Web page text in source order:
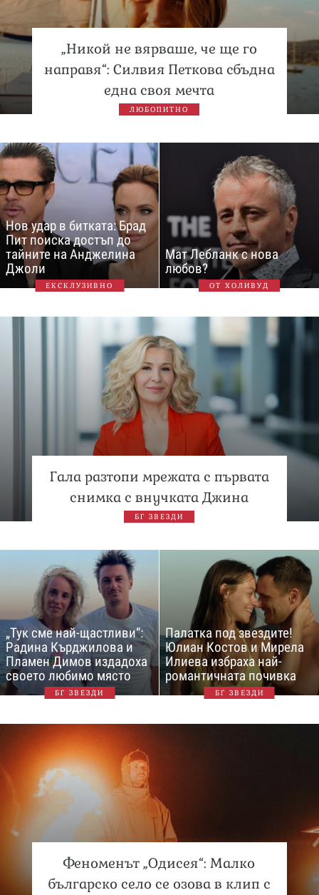
„Никой не вярваше, че ще го
направя“: Силвия Петкова сбъдна
една своя мечта
ЛЮБОПИТНО
Нов удар в битката: Брад
Пит поиска достъп до
тайните на Анджелина
Джоли
ЕКСКЛУЗИВНО
Мат Лебланк с нова
любов?
ОТ ХОЛИВУД
Гала разтопи мрежата с първата
снимка с внучката Джина
БГ ЗВЕЗДИ
„Тук сме най-щастливи“:
Радина Кърджилова и
Пламен Димов издадоха
своето любимо място
БГ ЗВЕЗДИ
Палатка под звездите!
Юлиан Костов и Мирела
Илиева избраха най-
романтичната почивка
БГ ЗВЕЗДИ
Феноменът „Одисея“: Малко
българско село се озова в клип с